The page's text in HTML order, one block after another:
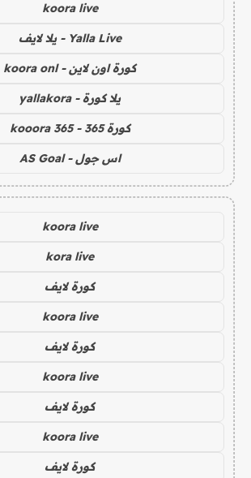
koora live
Yalla Live - يلا لايف
كورة اون لاين - koora onl
يلا كورة - yallakora
كورة 365 - kooora 365
اس جول - AS Goal
koora live
kora live
كورة لايف
koora live
كورة لايف
koora live
كورة لايف
koora live
كورة لايف